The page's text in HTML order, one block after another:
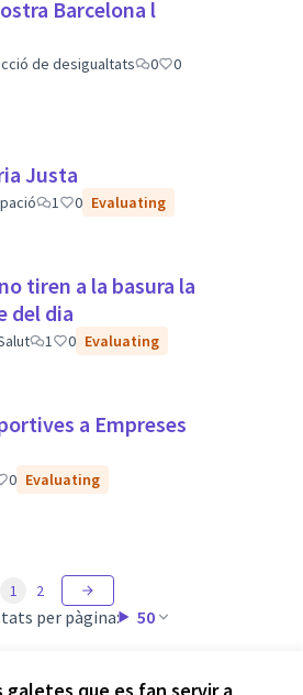
Barcelona l
de desigualtats 0
0
Justa
1 0 Evaluating
tiren a la basura la
del dia
1 0 Evaluating
a Empreses
0 Evaluating
per pàgina: 50
1 2